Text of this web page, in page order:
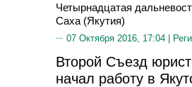
Четырнадцатая
Саха (Якутия)
07 Октября 2016, 17:04 |
Второй Съезд
начал работу в